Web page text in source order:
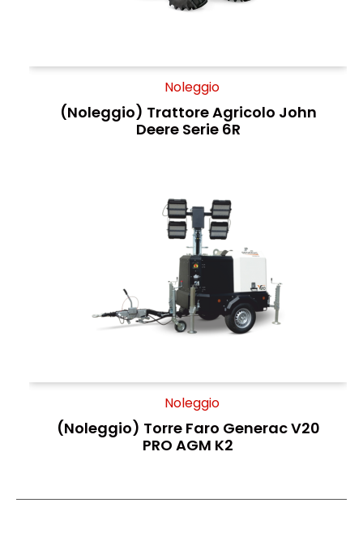
Noleggio
(Noleggio) Trattore Agricolo John
Deere Serie 6R
Noleggio
(Noleggio) Torre Faro Generac V20
PRO AGM K2